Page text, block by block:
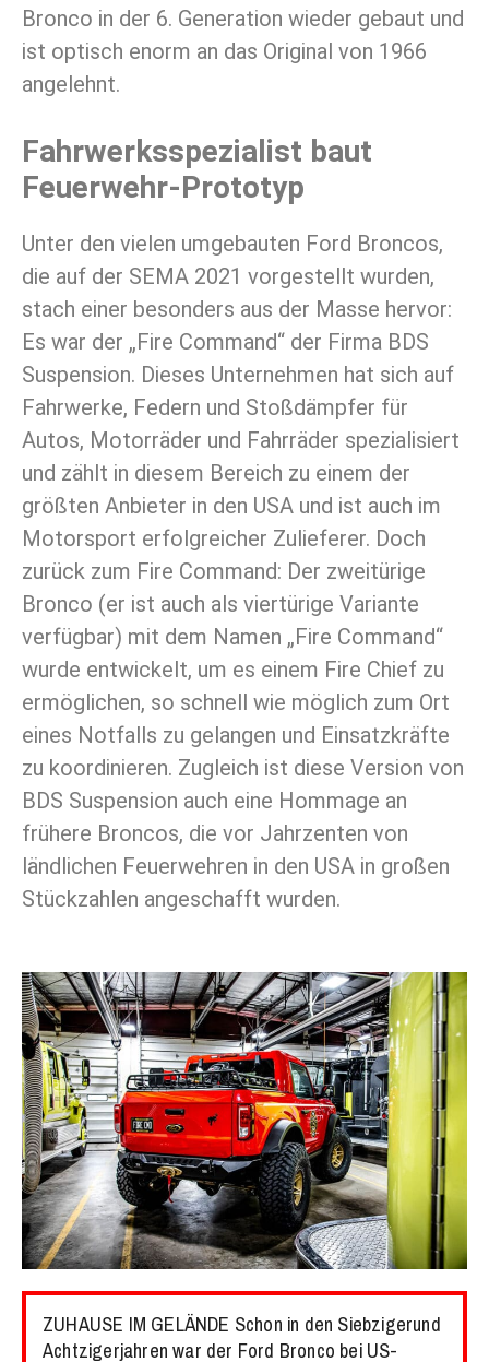
Bronco in der 6. Generation wieder gebaut und
ist optisch enorm an das Original von 1966
angelehnt.
Fahrwerksspezialist baut
Feuerwehr-Prototyp
Unter den vielen umgebauten Ford Broncos,
die auf der SEMA 2021 vorgestellt wurden,
stach einer besonders aus der Masse hervor:
Es war der „Fire Command“ der Firma BDS
Suspension. Dieses Unternehmen hat sich auf
Fahrwerke, Federn und Stoßdämpfer für
Autos, Motorräder und Fahrräder spezialisiert
und zählt in diesem Bereich zu einem der
größten Anbieter in den USA und ist auch im
Motorsport erfolgreicher Zulieferer. Doch
zurück zum Fire Command: Der zweitürige
Bronco (er ist auch als viertürige Variante
verfügbar) mit dem Namen „Fire Command“
wurde entwickelt, um es einem Fire Chief zu
ermöglichen, so schnell wie möglich zum Ort
eines Notfalls zu gelangen und Einsatzkräfte
zu koordinieren. Zugleich ist diese Version von
BDS Suspension auch eine Hommage an
frühere Broncos, die vor Jahrzenten von
ländlichen Feuerwehren in den USA in großen
Stückzahlen angeschafft wurden.
ZUHAUSE IM GELÄNDE Schon in den Siebzigerund
Achtzigerjahren war der Ford Bronco bei US-